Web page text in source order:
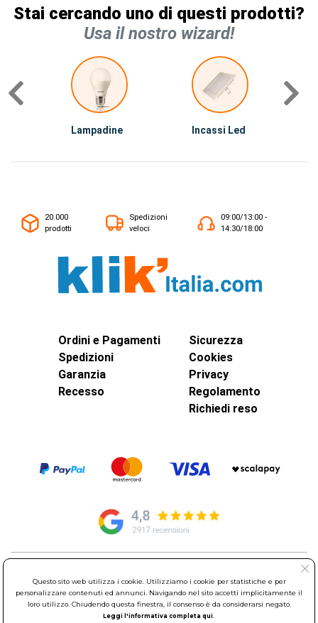
Stai cercando uno di questi prodotti?
Usa il nostro wizard!
Lampadine Incassi Led
20.000
prodotti
Spedizioni
veloci
09:00/13:00 -
14:30/18:00
Ordini e Pagamenti
Spedizioni
Garanzia
Recesso
Sicurezza
Cookies
Privacy
Regolamento
Richiedi reso
00015 Monterotondo Scalo (RM)
Partita Iva: 01586761007 - Codice Fiscale: 06634500588 Capitale
Sociale 1.600.000,00 Euro i.v. Iscritto al Registro delle Imprese di
Questo sito web utilizza i cookie. Utilizziamo i cookie per statistiche e per
personalizzare contenuti ed annunci. Navigando nel sito accetti implicitamente il
loro utilizzo. Chiudendo questa finestra, il consenso è da considerarsi negato.
Leggi l'informativa completa qui.